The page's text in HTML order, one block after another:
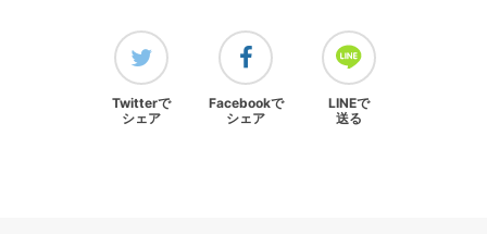
Twitterで
シェア
Facebookで
シェア
LINEで
送る